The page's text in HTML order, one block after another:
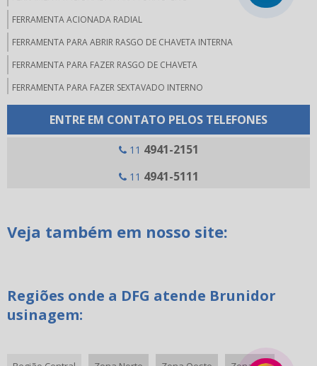
FERRAMENTA ACIONADA RADIAL
FERRAMENTA PARA ABRIR RASGO DE CHAVETA INTERNA
FERRAMENTA PARA FAZER RASGO DE CHAVETA
FERRAMENTA PARA FAZER SEXTAVADO INTERNO
FERRAMENTAS PARA RASGO DE CHAVETA
JOGO DE CHAVE ALLEN COMPRAR
RECARTILHA DE CORTE
RECARTILHA PARA TORNO
ENTRE EM CONTATO PELOS TELEFONES
11 4941-2151
11 4941-5111
Veja também em nosso site:
Regiões onde a DFG atende Brunidor
usinagem: